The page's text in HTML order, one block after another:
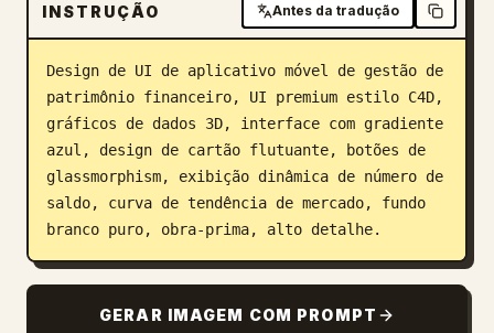
Blogue
Atualizações
INSTRUÇÃO Antes da tradução
Design de UI de aplicativo móvel de gestão de
patrimônio financeiro, UI premium estilo C4D,
gráficos de dados 3D, interface com gradiente
azul, design de cartão flutuante, botões de
glassmorphism, exibição dinâmica de número de
saldo, curva de tendência de mercado, fundo
branco puro, obra-prima, alto detalhe.
GERAR IMAGEM COM PROMPT